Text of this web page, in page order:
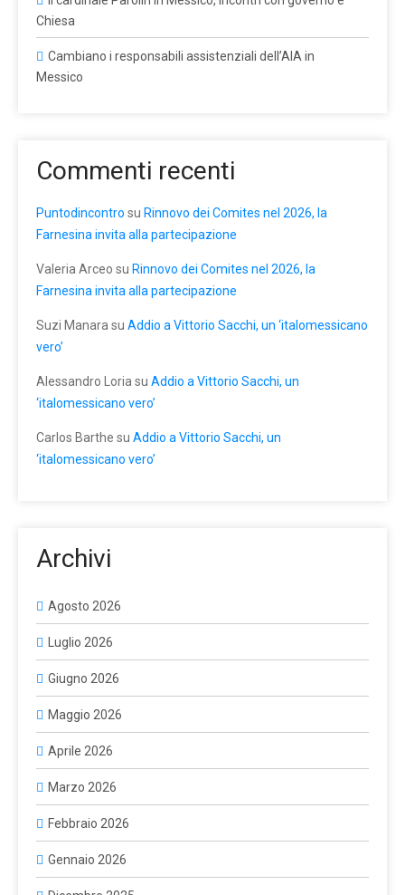
Chiesa
Cambiano i responsabili assistenziali dell’AIA in
Messico
Commenti recenti
Puntodincontro su Rinnovo dei Comites nel 2026, la
Farnesina invita alla partecipazione
Valeria Arceo su Rinnovo dei Comites nel 2026, la
Farnesina invita alla partecipazione
Suzi Manara su Addio a Vittorio Sacchi, un ‘italomessicano
vero’
Alessandro Loria su Addio a Vittorio Sacchi, un
‘italomessicano vero’
Carlos Barthe su Addio a Vittorio Sacchi, un
‘italomessicano vero’
Archivi
Agosto 2026
Luglio 2026
Giugno 2026
Maggio 2026
Aprile 2026
Marzo 2026
Febbraio 2026
Gennaio 2026